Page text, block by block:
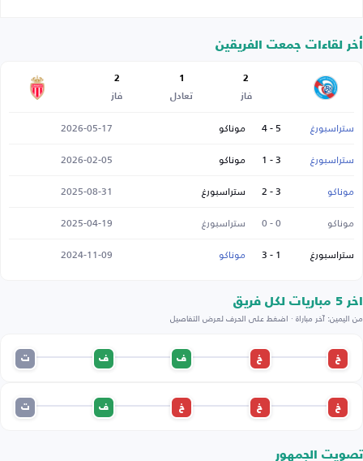
أخر لقاءات جمعت الفريقين
2
فاز
1
تعادل
2
فاز
ستراسبورغ 5 - 4 موناكو
2026-05-17
ستراسبورغ
3 - 1 موناكو
2026-02-05
موناكو
3 - 2 ستراسبورغ
2025-08-31
موناكو
0 - 0 ستراسبورغ
2025-04-19
ستراسبورغ
1 - 3 موناكو 2024-11-09
اخر 5 مباريات لكل فريق
من اليمين: آخر مباراة · اضغط على الحرف لعرض التفاصيل
خ خ ف ف ت
خ خ خ ف ت
تصويت الجمهور